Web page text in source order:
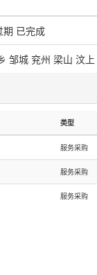
期 已完成
邹城 兖州 梁山 汶上
类型
服务采购
服务采购
服务采购